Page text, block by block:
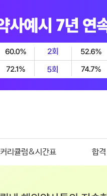
커리큘럼&시간표 합격